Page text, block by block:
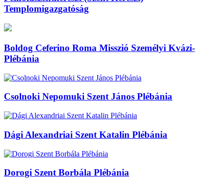
Templomigazgatóság
Boldog Ceferino Roma Misszió Személyi Kvázi-
Plébánia
Csolnoki Nepomuki Szent János Plébánia
Dági Alexandriai Szent Katalin Plébánia
Dorogi Szent Borbála Plébánia